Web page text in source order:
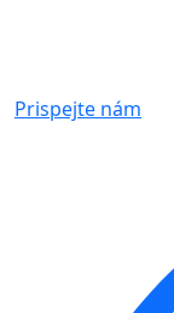
Prispejte nám